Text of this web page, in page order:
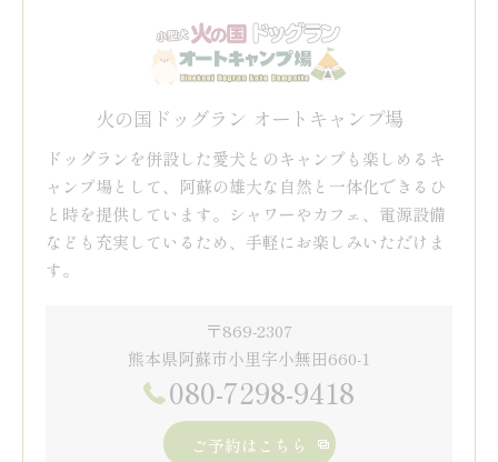
火の国ドッグラン オートキャンプ場
ドッグランを併設した愛犬とのキャンプも楽しめるキ
ャンプ場として、阿蘇の雄大な自然と一体化できるひ
と時を提供しています。シャワーやカフェ、電源設備
なども充実しているため、手軽にお楽しみいただけま
す。
〒869-2307
熊本県阿蘇市小里字小無田660-1
080-7298-9418
ご予約はこちら